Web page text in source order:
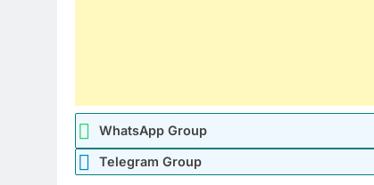
WhatsApp Group
Telegram Group